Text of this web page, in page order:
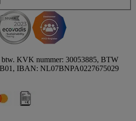
KVK nummer: 30053885, BTW
IBAN: NL07BNPA0227675029